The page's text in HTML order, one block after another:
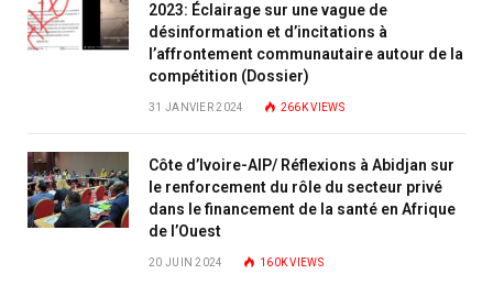
2023: Éclairage sur une vague de
désinformation et d’incitations à
l’affrontement communautaire autour de la
compétition (Dossier)
31 JANVIER 2024 266KVIEWS
Côte d’Ivoire-AIP/ Réflexions à Abidjan sur
le renforcement du rôle du secteur privé
dans le financement de la santé en Afrique
de l’Ouest
20 JUIN 2024 160KVIEWS